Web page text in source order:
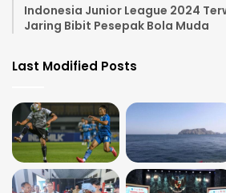
Indonesia Junior League 2024
Jaring Bibit Pesepak Bola Muda
Last Modified Posts